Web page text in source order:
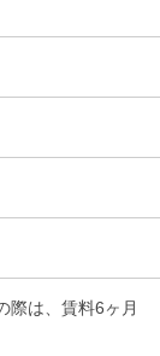
は、賃料6ヶ月